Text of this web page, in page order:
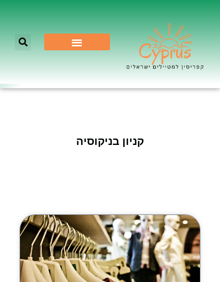
קניון בניקוסיה